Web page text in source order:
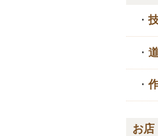
・
・
・
お店